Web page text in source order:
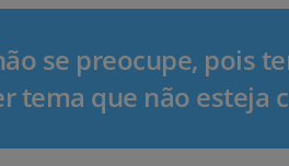
se preocupe, pois
tema que não esteja